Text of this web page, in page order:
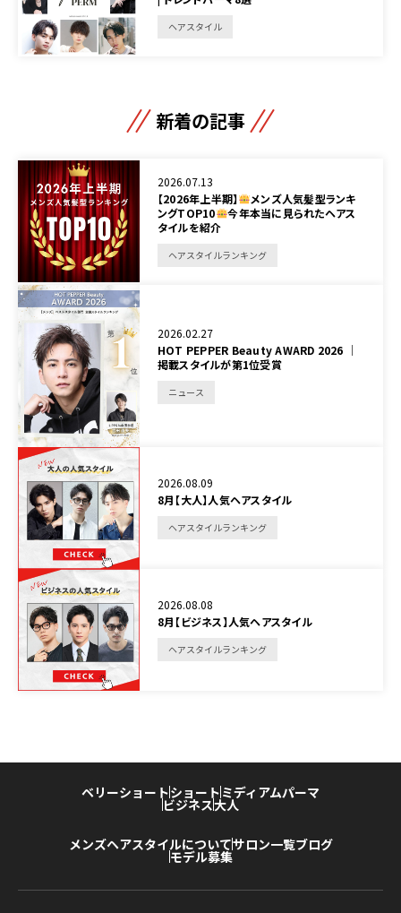
ヘアスタイル
新着の記事
2026.07.13
【2026年上半期】
メンズ人気髪型ランキ
ングTOP10
今年本当に見られたヘアス
タイルを紹介
ヘアスタイルランキング
2026.02.27
HOT PEPPER Beauty AWARD 2026 │
掲載スタイルが第1位受賞
ニュース
2026.08.09
8月【大人】人気ヘアスタイル
ヘアスタイルランキング
2026.08.08
8月【ビジネス】人気ヘアスタイル
ヘアスタイルランキング
ベリーショートショート ミディアムパーマ
ビジネス大人
メンズヘアスタイルについてサロン一覧ブログ
モデル募集